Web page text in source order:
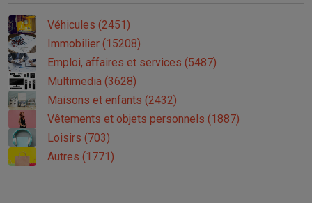
Véhicules (2451)
Immobilier (15208)
Emploi, affaires et services (5487)
Multimedia (3628)
Maisons et enfants (2432)
Vêtements et objets personnels (1887)
Loisirs (703)
Autres (1771)